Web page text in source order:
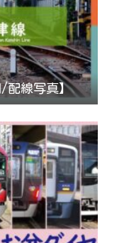
配線写真】